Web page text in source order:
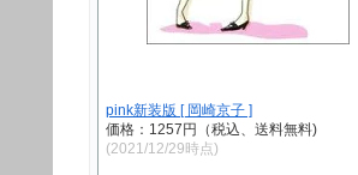
pink新装版 [ 岡崎京子 ]
価格：1257円（税込、送料無料)
(2021/12/29時点)